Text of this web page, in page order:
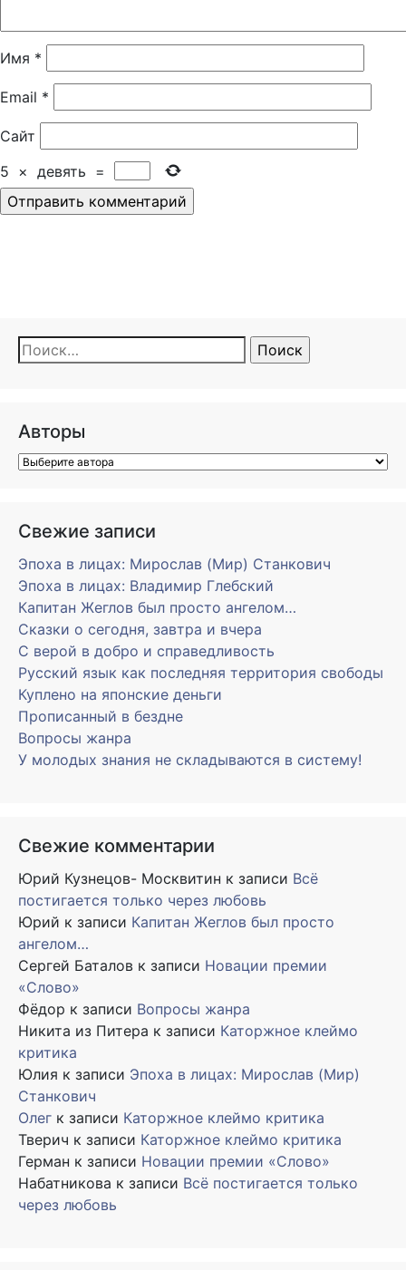
Имя *
Email *
Сайт
5 × девять =
Найти:
Авторы
Свежие записи
Эпоха в лицах: Мирослав (Мир) Станкович
Эпоха в лицах: Владимир Глебский
Капитан Жеглов был просто ангелом…
Сказки о сегодня, завтра и вчера
С верой в добро и справедливость
Русский язык как последняя территория свободы
Куплено на японские деньги
Прописанный в бездне
Вопросы жанра
У молодых знания не складываются в систему!
Свежие комментарии
Юрий Кузнецов- Москвитин к записи Всё
постигается только через любовь
Юрий к записи Капитан Жеглов был просто
ангелом…
Сергей Баталов к записи Новации премии
«Слово»
Фёдор к записи Вопросы жанра
Никита из Питера к записи Каторжное клеймо
критика
Юлия к записи Эпоха в лицах: Мирослав (Мир)
Станкович
Олег к записи Каторжное клеймо критика
Тверич к записи Каторжное клеймо критика
Герман к записи Новации премии «Слово»
Набатникова к записи Всё постигается только
через любовь